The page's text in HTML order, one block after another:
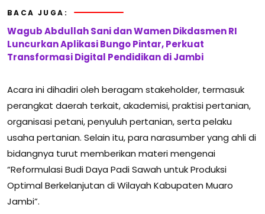
BACA JUGA:
Wagub Abdullah Sani dan Wamen Dikdasmen RI
Luncurkan Aplikasi Bungo Pintar, Perkuat
Transformasi Digital Pendidikan di Jambi
Acara ini dihadiri oleh beragam stakeholder, termasuk
perangkat daerah terkait, akademisi, praktisi pertanian,
organisasi petani, penyuluh pertanian, serta pelaku
usaha pertanian. Selain itu, para narasumber yang ahli di
bidangnya turut memberikan materi mengenai
“Reformulasi Budi Daya Padi Sawah untuk Produksi
Optimal Berkelanjutan di Wilayah Kabupaten Muaro
Jambi”.